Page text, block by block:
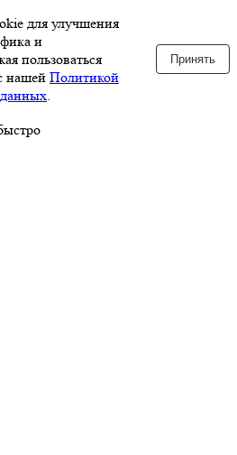
для улучшения
и
пользоваться
нашей Политикой
.
Принять